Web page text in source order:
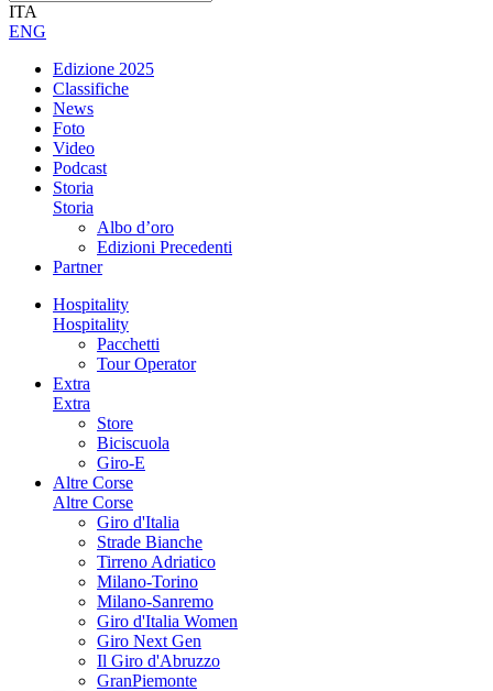
ITA
ENG
Edizione 2025
Classifiche
News
Foto
Video
Podcast
Storia
Storia
Albo d’oro
Edizioni Precedenti
Partner
Hospitality
Hospitality
Pacchetti
Tour Operator
Extra
Extra
Store
Biciscuola
Giro-E
Altre Corse
Altre Corse
Giro d'Italia
Strade Bianche
Tirreno Adriatico
Milano-Torino
Milano-Sanremo
Giro d'Italia Women
Giro Next Gen
Il Giro d'Abruzzo
GranPiemonte